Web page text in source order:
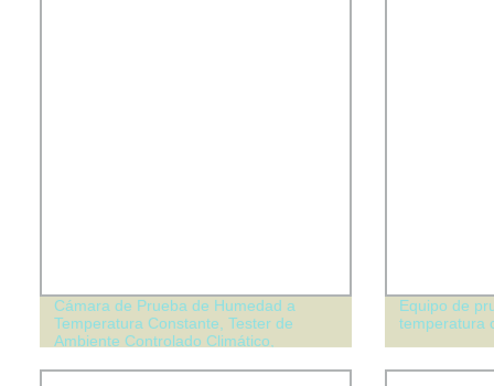
Cámara de Prueba de Humedad a
Temperatura Constante, Tester de
Ambiente Controlado Climático,
Baja Temperatura
Equipo de
temperatura